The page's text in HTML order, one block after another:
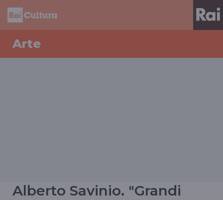
Arte
Alberto Savinio. "Grandi